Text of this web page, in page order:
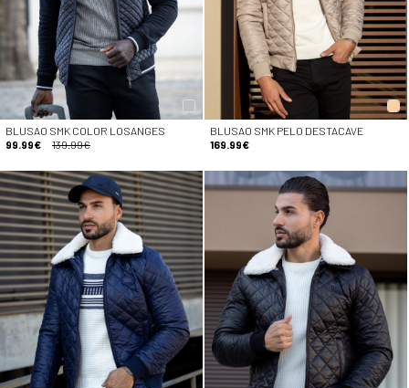
BLUSAO SMK COLOR LOSANGES
99.99€
139.99€
BLUSAO SMK PELO DESTACAVE
169.99€